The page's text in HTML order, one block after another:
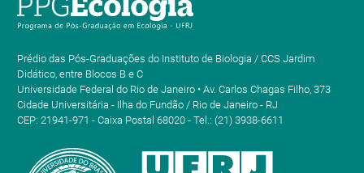
Prédio das Pós-Graduações do Instituto de Biologia / CCS Jardim
Didático, entre Blocos B e C
Universidade Federal do Rio de Janeiro • Av. Carlos Chagas Filho, 373
Cidade Universitária - Ilha do Fundão / Rio de Janeiro - RJ
CEP: 21941-971 - Caixa Postal 68020 - Tel.: (21) 3938-6611